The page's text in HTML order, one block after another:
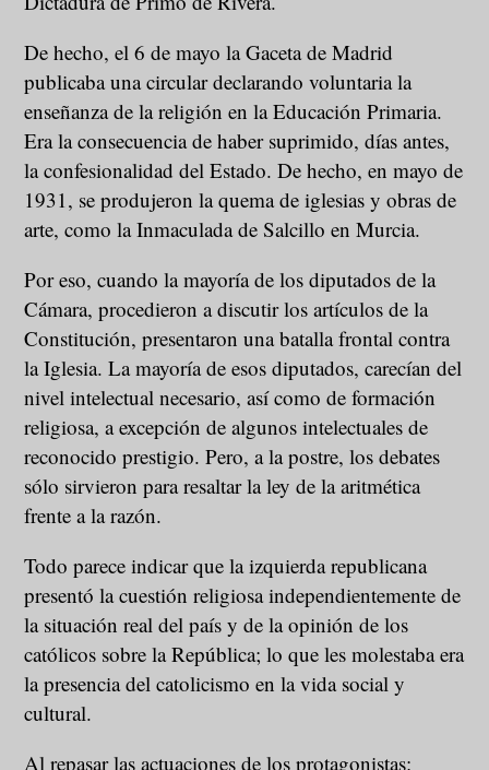
De hecho, el 6 de mayo la Gaceta de Madrid
publicaba una circular declarando voluntaria la
enseñanza de la religión en la Educación Primaria.
Era la consecuencia de haber suprimido, días antes,
la confesionalidad del Estado. De hecho, en mayo de
1931, se produjeron la quema de iglesias y obras de
arte, como la Inmaculada de Salcillo en Murcia.
Por eso, cuando la mayoría de los diputados de la
Cámara, procedieron a discutir los artículos de la
Constitución, presentaron una batalla frontal contra
la Iglesia. La mayoría de esos diputados, carecían del
nivel intelectual necesario, así como de formación
religiosa, a excepción de algunos intelectuales de
reconocido prestigio. Pero, a la postre, los debates
sólo sirvieron para resaltar la ley de la aritmética
frente a la razón.
Todo parece indicar que la izquierda republicana
presentó la cuestión religiosa independientemente de
la situación real del país y de la opinión de los
católicos sobre la República; lo que les molestaba era
la presencia del catolicismo en la vida social y
cultural.
Al repasar las actuaciones de los protagonistas: